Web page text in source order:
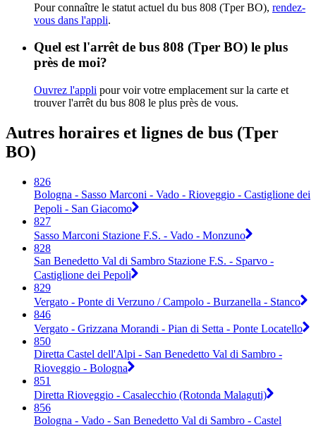
Pour connaître le statut actuel du bus 808 (Tper BO), rendez-
vous dans l'appli.
Quel est l'arrêt de bus 808 (Tper BO) le plus
près de moi?
Ouvrez l'appli pour voir votre emplacement sur la carte et
trouver l'arrêt du bus 808 le plus près de vous.
Autres horaires et lignes de bus (Tper
BO)
826
Bologna - Sasso Marconi - Vado - Rioveggio - Castiglione dei
Pepoli - San Giacomo
827
Sasso Marconi Stazione F.S. - Vado - Monzuno
828
San Benedetto Val di Sambro Stazione F.S. - Sparvo -
Castiglione dei Pepoli
829
Vergato - Ponte di Verzuno / Campolo - Burzanella - Stanco
846
Vergato - Grizzana Morandi - Pian di Setta - Ponte Locatello
850
Diretta Castel dell'Alpi - San Benedetto Val di Sambro -
Rioveggio - Bologna
851
Diretta Rioveggio - Casalecchio (Rotonda Malaguti)
856
Bologna - Vado - San Benedetto Val di Sambro - Castel